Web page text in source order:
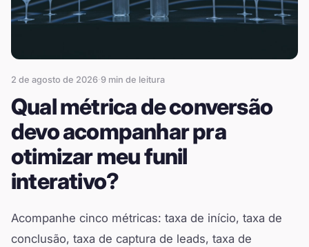
2 de agosto de 2026·9 min de leitura
Qual métrica de conversão
devo acompanhar pra
otimizar meu funil
interativo?
Acompanhe cinco métricas: taxa de início, taxa de
conclusão, taxa de captura de leads, taxa de